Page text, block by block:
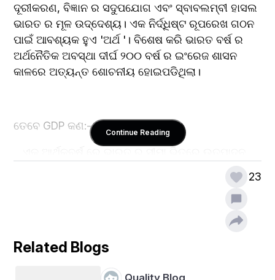
ଦୂରୀକରଣ, ବିଜ୍ଞାନ ର ସଦୁପଯୋଗ ଏବଂ ସ୍ବାବଲମ୍ବୀ ହାସଲ
ଭାରତ ର ମୂଳ ଉଦ୍ଦେଶ୍ୟ। ଏକ ନିର୍ଦ୍ଧିଷ୍ଟ ରୂପରେଖ ଗଠନ
ପାଇଁ ଆବଶ୍ୟକ ହୁଏ 'ଅର୍ଥ '। ବିଶେଷ କରି ଭାରତ ବର୍ଷ ର
ଅର୍ଥନୈତିକ ଅବସ୍ଥା ଦୀର୍ଘ ୨୦୦ ବର୍ଷ ର ଇଂରେଜ ଶାସନ
କାଳରେ ଅତ୍ୟନ୍ତ ଶୋଚନୀୟ ହୋଇପଡିଥିଲା।
ତେବେ GDP କଣ:-
ହେଉଥିବା ମୋଟ ଆର୍ଥିକ ଲାଭ କୁ GDP କୁହାଯାଏ। GDP
Consider କରିବ ,ଯେଉଁମାନେ କି ଭାରତର ସୀମା ଭିତରେ
କୌଣସି ଦେଶର ପ୍ରଗତି ଯୋଜନା ଉପରେ ହିଁ ନିର୍ଭର କରିଥାଏ
। ୧୮୬୯ ମସିହାରୁ ୧୮୯୦ମଧ୍ୟରେ ବାର୍ଷିକ ହାରାହାରି ମୁଣ୍ଡ
Continue Reading
23
Related Blogs